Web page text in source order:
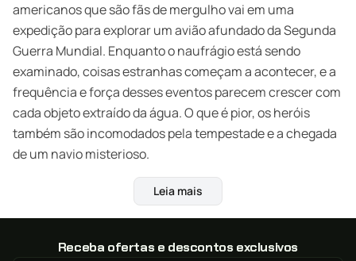
americanos que são fãs de mergulho vai em uma
expedição para explorar um avião afundado da Segunda
Guerra Mundial. Enquanto o naufrágio está sendo
examinado, coisas estranhas começam a acontecer, e a
frequência e força desses eventos parecem crescer com
cada objeto extraído da água. O que é pior, os heróis
também são incomodados pela tempestade e a chegada
de um navio misterioso.
Leia mais
Receba ofertas e descontos exclusivos